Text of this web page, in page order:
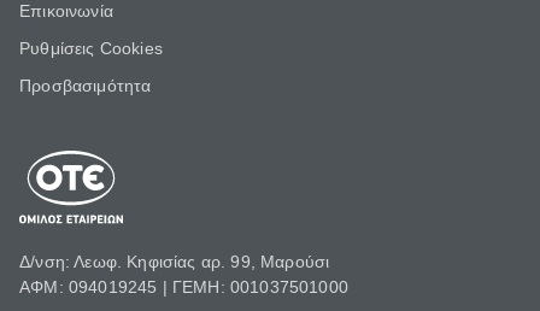
Επικοινωνία
Ρυθμίσεις Cookies
Προσβασιμότητα
Δ/νση: Λεωφ. Κηφισίας αρ. 99, Μαρούσι
ΑΦΜ: 094019245 | ΓΕΜΗ: 001037501000